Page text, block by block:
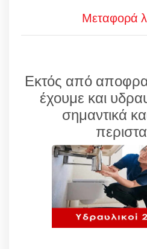
Μεταφορά
Εκτός από
έχουμε και
σημαντικά